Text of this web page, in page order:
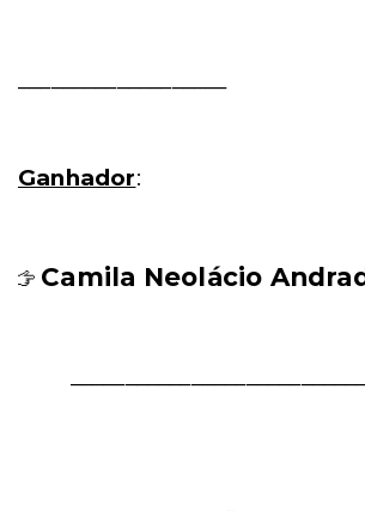
Ganhador:
Camila Neolácio